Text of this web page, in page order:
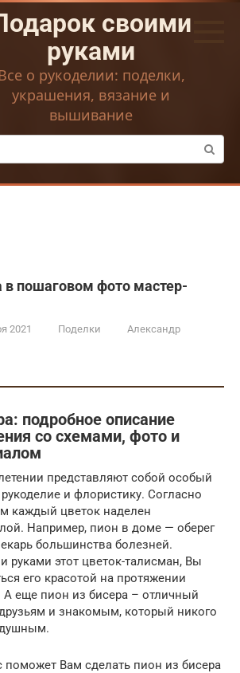
своими
руками
о рукоделии: поделки,
украшения, вязание и
вышивание
в пошаговом фото мастер-
2021 Поделки
Александр
подробное описание
со схемами, фото и
представляют собой особый
и флористику. Согласно
каждый цветок наделен
Например, пион в доме — оберег
большинства болезней.
руками этот цветок-талисман, Вы
его красотой на протяжении
А еще пион из бисера – отличный
и знакомым, который никого
поможет Вам сделать пион из бисера